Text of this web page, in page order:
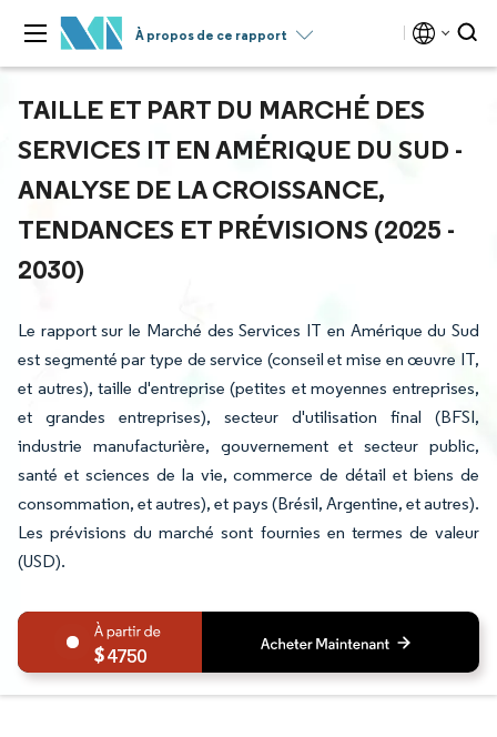
À propos de ce rapport
TAILLE ET PART DU MARCHÉ DES
SERVICES IT EN AMÉRIQUE DU SUD -
ANALYSE DE LA CROISSANCE,
TENDANCES ET PRÉVISIONS (2025 -
2030)
Le rapport sur le Marché des Services IT en Amérique du Sud
est segmenté par type de service (conseil et mise en œuvre IT,
et autres), taille d'entreprise (petites et moyennes entreprises,
et grandes entreprises), secteur d'utilisation final (BFSI,
industrie manufacturière, gouvernement et secteur public,
santé et sciences de la vie, commerce de détail et biens de
consommation, et autres), et pays (Brésil, Argentine, et autres).
Les prévisions du marché sont fournies en termes de valeur
(USD).
4750